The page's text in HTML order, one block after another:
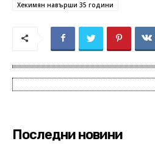
Хекимян навърши 35 години
Последни новини